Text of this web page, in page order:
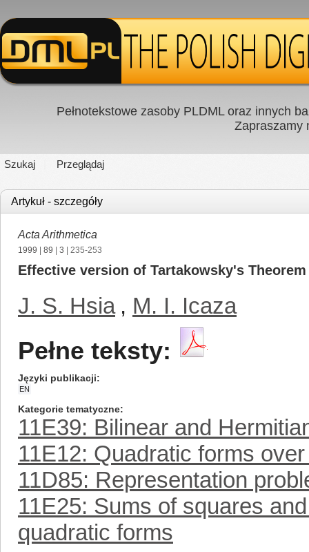
Pełnotekstowe zasoby PLDML oraz innych
Zapraszamy
Szukaj Przeglądaj
Artykuł - szczegóły
Acta Arithmetica
1999 89 3 | 235-253
Effective version of Tartakowsky's Theorem
J. S. Hsia , M. I. Icaza
Pełne teksty:
Języki publikacji
EN
Kategorie tematyczne
11E39: Bilinear and
11E12: Quadratic forms
11D85: Representation
11E25: Sums of squares
quadratic forms